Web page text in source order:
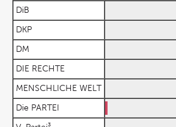
DiB
DKP
DM
DIE RECHTE
MENSCHLICHE WELT
Die PARTEI